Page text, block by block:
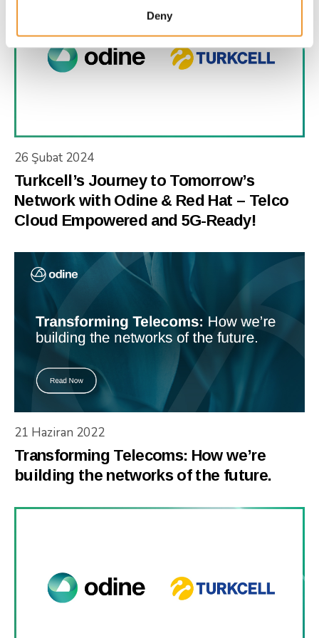
Deny
26 Şubat 2024
Turkcell’s Journey to Tomorrow’s
Network with Odine & Red Hat – Telco
Cloud Empowered and 5G-Ready!
21 Haziran 2022
Transforming Telecoms: How we’re
building the networks of the future.